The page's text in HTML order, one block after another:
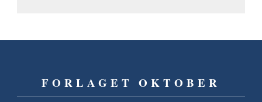
FORLAGET OKTOBER